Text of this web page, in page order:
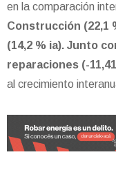
en la comparación
Construcción (22,1
(14,2 % ia). Junto
reparaciones (-
al crecimiento